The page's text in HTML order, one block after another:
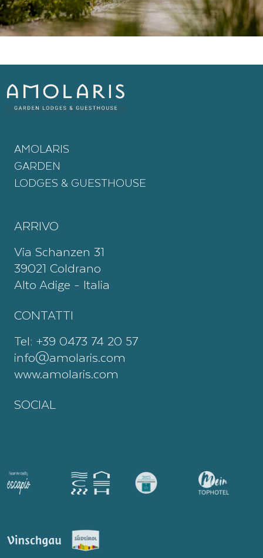
AMOLARIS
GARDEN
LODGES & GUESTHOUSE
ARRIVO
Via Schanzen 31
39021 Coldrano
Alto Adige - Italia
CONTATTI
Tel: +39 0473 74 20 57
info@amolaris.com
www.amolaris.com
SOCIAL